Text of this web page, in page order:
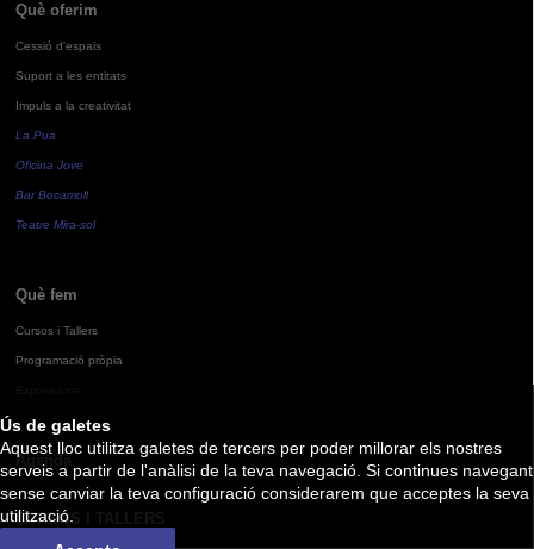
Ús de galetes
Aquest lloc utilitza galetes de tercers per poder millorar els nostres
serveis a partir de l'anàlisi de la teva navegació. Si continues navegant
sense canviar la teva configuració considerarem que acceptes la seva
utilització.
Què oferim
Cessió d'espais
Suport a les entitats
Impuls a la creativitat
La Pua
Oficina Jove
Bar Bocamoll
Teatre Mira-sol
Què fem
Cursos i Tallers
Programació pròpia
Agenda
CURSOS I TALLERS